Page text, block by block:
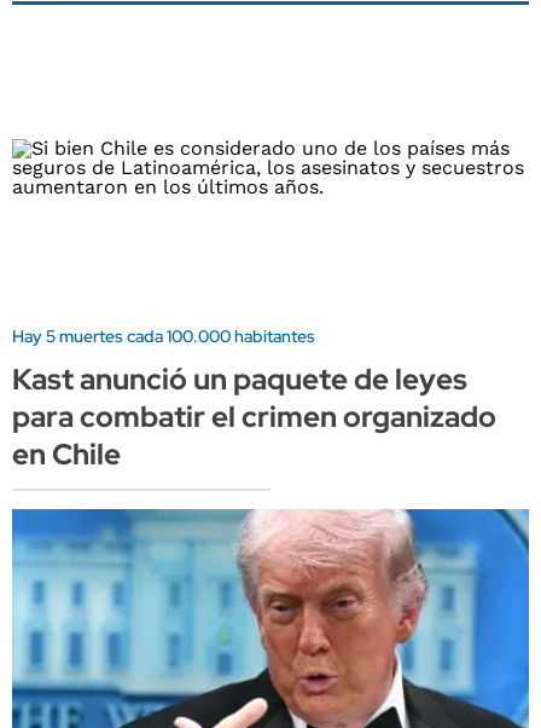
Hay 5 muertes cada 100.000 habitantes
Kast anunció un paquete de leyes
para combatir el crimen organizado
en Chile